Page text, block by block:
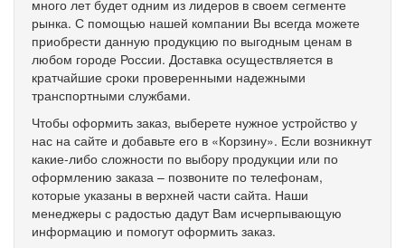
много лет будет одним из лидеров в своем сегменте
рынка. С помощью нашей компании Вы всегда можете
приобрести данную продукцию по выгодным ценам в
любом городе России. Доставка осуществляется в
кратчайшие сроки проверенными надежными
транспортными службами.
Чтобы оформить заказ, выберете нужное устройство у
нас на сайте и добавьте его в «Корзину». Если возникнут
какие-либо сложности по выбору продукции или по
оформлению заказа – позвоните по телефонам,
которые указаны в верхней части сайта. Наши
менеджеры с радостью дадут Вам исчерпывающую
информацию и помогут оформить заказ.